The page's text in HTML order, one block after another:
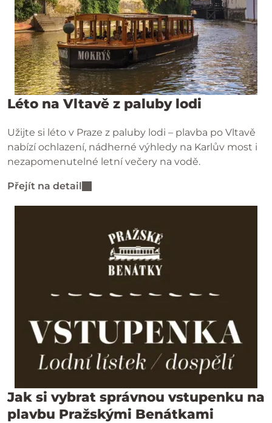
Léto na Vltavě z paluby lodi
Užijte si léto v Praze z paluby lodi – plavba po Vltavě
nabízí ochlazení, nádherné výhledy na Karlův most i
nezapomenutelné letní večery na vodě.
Přejít na detail
Jak si vybrat správnou vstupenku na
plavbu Pražskými Benátkami